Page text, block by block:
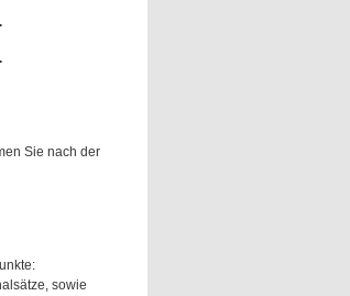
Sie nach der
sowie